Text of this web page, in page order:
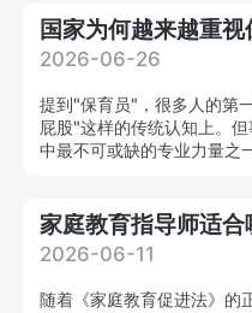
2026-06-26
提到"保育员"，很多人的第
屁股"这样的传统认知上。
中最不可或缺的专业力量之
家庭教育指导师适
2026-06-11
随着《家庭教育促进法》的